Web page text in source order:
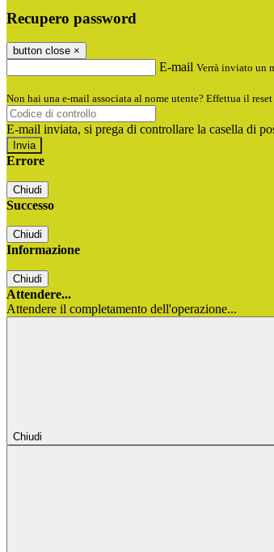
Recupero password
button close ×
E-mail Verrà inviato un
Non hai una e-mail associata al nome utente? Effettua il
E-mail inviata, si prega di controllare la casella di
Errore
Chiudi
Successo
Chiudi
Informazione
Chiudi
Attendere...
Attendere il completamento dell'operazione...
Chiudi